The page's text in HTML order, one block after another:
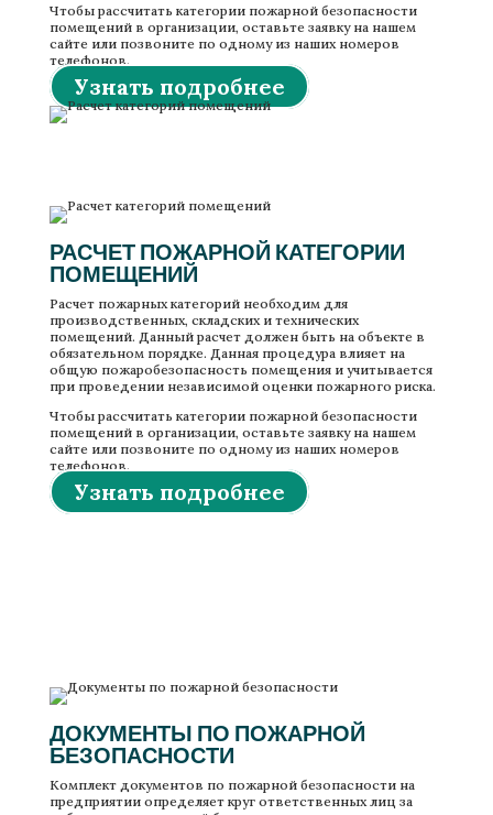
Чтобы рассчитать категории пожарной безопасности
помещений в организации, оставьте заявку на нашем
сайте или позвоните по одному из наших номеров
телефонов.
Узнать подробнее
РАСЧЕТ ПОЖАРНОЙ КАТЕГОРИИ
ПОМЕЩЕНИЙ
Расчет пожарных категорий необходим для
производственных, складских и технических
помещений. Данный расчет должен быть на объекте в
обязательном порядке. Данная процедура влияет на
общую пожаробезопасность помещения и учитывается
при проведении независимой оценки пожарного риска.
Чтобы рассчитать категории пожарной безопасности
помещений в организации, оставьте заявку на нашем
сайте или позвоните по одному из наших номеров
телефонов.
Узнать подробнее
ДОКУМЕНТЫ ПО ПОЖАРНОЙ
БЕЗОПАСНОСТИ
Комплект документов по пожарной безопасности на
предприятии определяет круг ответственных лиц за